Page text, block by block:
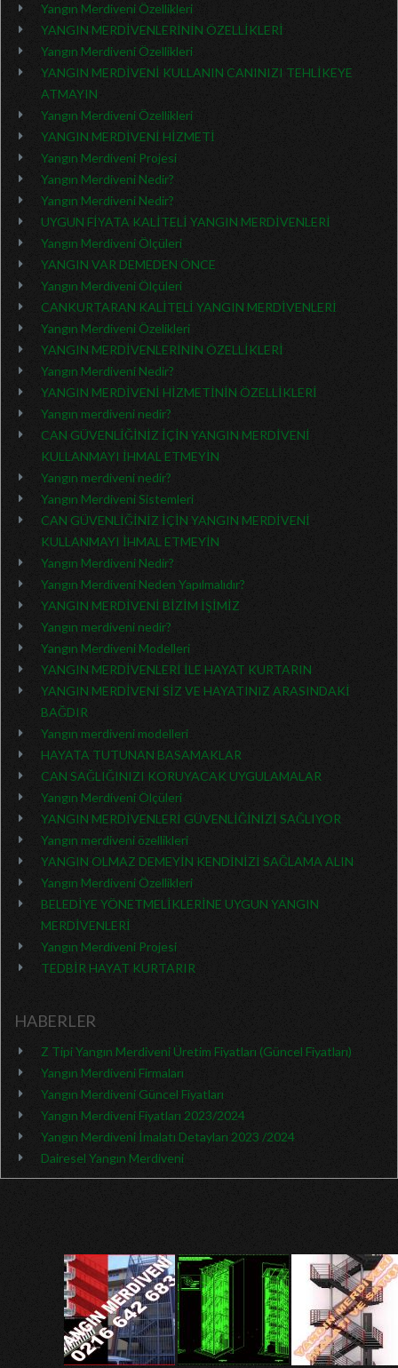
Yangın Merdiveni Özellikleri
YANGIN MERDİVENLERİNİN ÖZELLİKLERİ
Yangın Merdiveni Özellikleri
YANGIN MERDİVENİ KULLANIN CANINIZI TEHLİKEYE
ATMAYIN
Yangın Merdiveni Özellikleri
YANGIN MERDİVENİ HİZMETİ
Yangın Merdiveni Projesi
Yangın Merdiveni Nedir?
Yangın Merdiveni Nedir?
UYGUN FİYATA KALİTELİ YANGIN MERDİVENLERİ
Yangın Merdiveni Ölçüleri
YANGIN VAR DEMEDEN ÖNCE
Yangın Merdiveni Ölçüleri
CANKURTARAN KALİTELİ YANGIN MERDİVENLERİ
Yangın Merdiveni Özelikleri
YANGIN MERDİVENLERİNİN ÖZELLİKLERİ
Yangın Merdiveni Nedir?
YANGIN MERDİVENİ HİZMETİNİN ÖZELLİKLERİ
Yangın merdiveni nedir?
CAN GÜVENLİĞİNİZ İÇİN YANGIN MERDİVENİ
KULLANMAYI İHMAL ETMEYİN
Yangın merdiveni nedir?
Yangın Merdiveni Sistemleri
CAN GÜVENLİĞİNİZ İÇİN YANGIN MERDİVENİ
KULLANMAYI İHMAL ETMEYİN
Yangın Merdiveni Nedir?
Yangın Merdiveni Neden Yapılmalıdır?
YANGIN MERDİVENİ BİZİM İŞİMİZ
Yangın merdiveni nedir?
Yangın Merdiveni Modelleri
YANGIN MERDİVENLERİ İLE HAYAT KURTARIN
YANGIN MERDİVENİ SİZ VE HAYATINIZ ARASINDAKİ
BAĞDIR
Yangın merdiveni modelleri
HAYATA TUTUNAN BASAMAKLAR
CAN SAĞLIĞINIZI KORUYACAK UYGULAMALAR
Yangın Merdiveni Ölçüleri
YANGIN MERDİVENLERİ GÜVENLİĞİNİZİ SAĞLIYOR
Yangın merdiveni özellikleri
YANGIN OLMAZ DEMEYİN KENDİNİZİ SAĞLAMA ALIN
Yangın Merdiveni Özellikleri
BELEDİYE YÖNETMELİKLERİNE UYGUN YANGIN
MERDİVENLERİ
Yangın Merdiveni Projesi
TEDBİR HAYAT KURTARIR
HABERLER
Z Tipi Yangın Merdiveni Üretim Fiyatları (Güncel Fiyatları)
Yangın Merdiveni Firmaları
Yangın Merdiveni Güncel Fiyatları
Yangın Merdiveni Fiyatları 2023/2024
Yangın Merdiveni İmalatı Detayları 2023 /2024
Dairesel Yangın Merdiveni